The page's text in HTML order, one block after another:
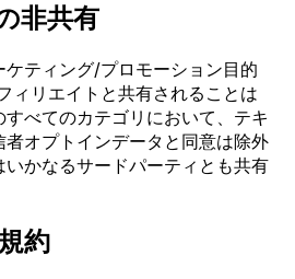
非共有
ティング/プロモーション目的
ィリエイトと共有されることは
べてのカテゴリにおいて、テキ
者オプトインデータと同意は除外
いかなるサードパーティとも共有
約